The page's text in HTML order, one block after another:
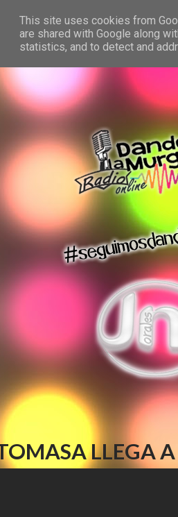
LLEGA
This site uses cookies from
are shared with Google along
statistics, and to detect and